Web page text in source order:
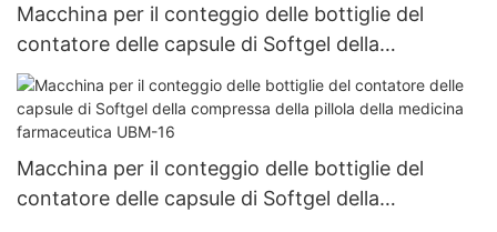
Macchina per il conteggio delle bottiglie del
contatore delle capsule di Softgel della
compressa della pillola della medicina
farmaceutica UBM-8
Macchina per il conteggio delle bottiglie del
contatore delle capsule di Softgel della